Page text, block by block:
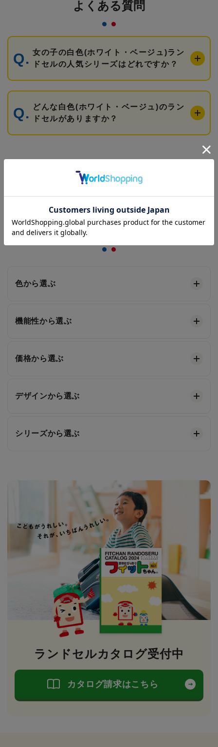
よくある質問
女の子の白色(ホワイト・ベージュ)ラン
ドセルの人気シリーズはどれですか？
どんな白色(ホワイト・ベージュ)のラン
ドセルがありますか？
ランドセルを条件を
絞って選ぶ
色から選ぶ
機能性から選ぶ
価格から選ぶ
デザインから選ぶ
シリーズから選ぶ
ランドセルカタログ受付中
カタログ請求はこちら